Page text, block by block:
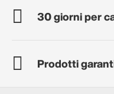
30 giorni per
Prodotti